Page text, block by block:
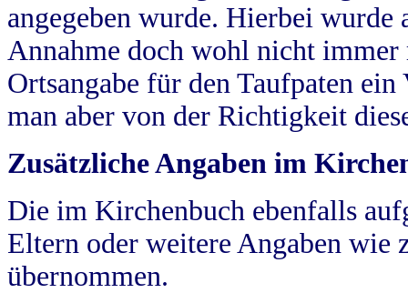
angegeben wurde. Hierbei wurde
Annahme doch wohl nicht
Ortsangabe für den Taufpaten
man aber von der Richtigkeit
Zusätzliche Angaben im
Die im Kirchenbuch ebenfalls
Eltern oder weitere Angaben wie
übernommen.